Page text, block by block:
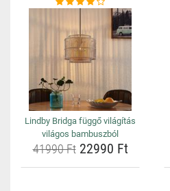
Lindby Bridga függő világítás
világos bambuszból
41990 Ft22990 Ft